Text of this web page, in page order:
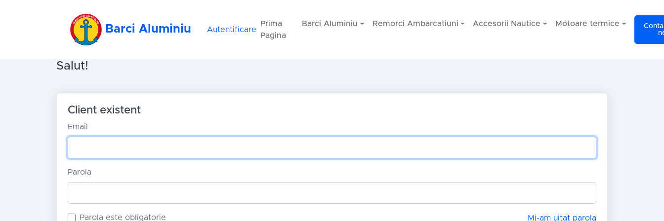
Barci Aluminiu Autentificare
Prima
Pagina
Barci Aluminiu Remorci Ambarcatiuni Accesorii Nautice Motoare termice
Salut!
Client existent
Email
Parola
Parola este obligatorie Mi-am uitat parola